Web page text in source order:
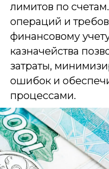
лимитов по
операций и
финансовому
казначейства
затраты,
ошибок и
процессами.